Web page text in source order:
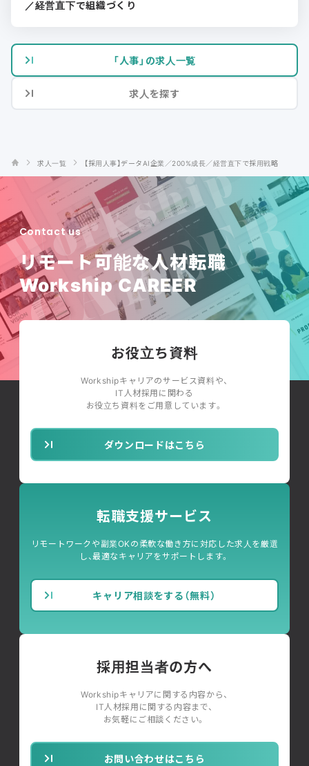
／経営直下で組織づくり
「人事」の求人一覧
求人を探す
求人一覧 【採用人事】データAI企業／200%成長／経営直下で採用戦略
Contact us
リモート可能な人材転職
Workship CAREER
お役立ち資料
Workshipキャリアのサービス資料や、
IT人材採用に関わる
お役立ち資料をご用意しています。
ダウンロードはこちら
転職支援サービス
リモートワークや副業OKの柔軟な働き方に対応した求人を厳選
し、最適なキャリアをサポートします。
キャリア相談をする（無料）
採用担当者の方へ
Workshipキャリアに関する内容から、
IT人材採用に関する内容まで、
お気軽にご相談ください。
お問い合わせはこちら